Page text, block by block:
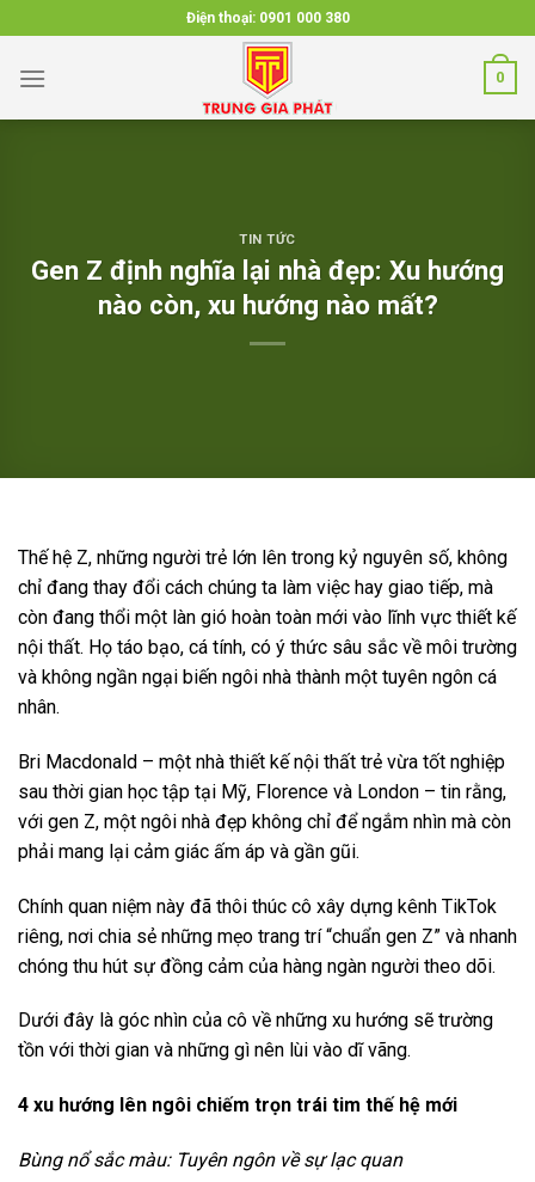
to
content
Điện thoại: 0901 000 380
0
TIN TỨC
Gen Z định nghĩa lại nhà đẹp: Xu hướng
nào còn, xu hướng nào mất?
Thế hệ Z, những người trẻ lớn lên trong kỷ nguyên số, không
chỉ đang thay đổi cách chúng ta làm việc hay giao tiếp, mà
còn đang thổi một làn gió hoàn toàn mới vào lĩnh vực thiết kế
nội thất. Họ táo bạo, cá tính, có ý thức sâu sắc về môi trường
và không ngần ngại biến ngôi nhà thành một tuyên ngôn cá
nhân.
Bri Macdonald – một nhà thiết kế nội thất trẻ vừa tốt nghiệp
sau thời gian học tập tại Mỹ, Florence và London – tin rằng,
với gen Z, một ngôi nhà đẹp không chỉ để ngắm nhìn mà còn
phải mang lại cảm giác ấm áp và gần gũi.
Chính quan niệm này đã thôi thúc cô xây dựng kênh TikTok
riêng, nơi chia sẻ những mẹo trang trí “chuẩn gen Z” và nhanh
chóng thu hút sự đồng cảm của hàng ngàn người theo dõi.
Dưới đây là góc nhìn của cô về những xu hướng sẽ trường
tồn với thời gian và những gì nên lùi vào dĩ vãng.
4 xu hướng lên ngôi chiếm trọn trái tim thế hệ mới
Bùng nổ sắc màu: Tuyên ngôn về sự lạc quan